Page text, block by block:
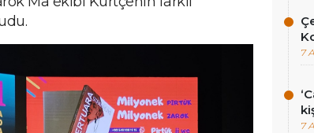
7
7